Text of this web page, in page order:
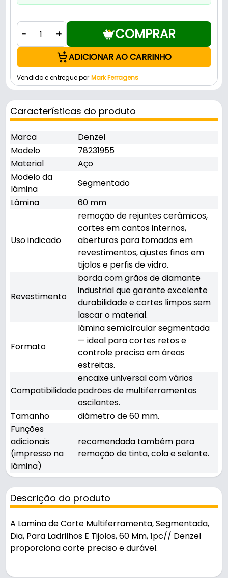
- + COMPRAR
ADICIONAR AO CARRINHO
Vendido e entregue por Mark Ferragens
Características do produto
Marca
Denzel
Modelo
78231955
Material
Aço
Modelo da
lâmina
Segmentado
Lâmina
60 mm
Uso indicado
remoção de rejuntes cerâmicos,
cortes em cantos internos,
aberturas para tomadas em
revestimentos, ajustes finos em
tijolos e perfis de vidro.
Revestimento
borda com grãos de diamante
industrial que garante excelente
durabilidade e cortes limpos sem
lascar o material.
Formato
lâmina semicircular segmentada
— ideal para cortes retos e
controle preciso em áreas
estreitas.
Compatibilidade
encaixe universal com vários
padrões de multiferramentas
oscilantes.
Tamanho
diâmetro de 60 mm.
Funções
adicionais
(impresso na
lâmina)
recomendada também para
remoção de tinta, cola e selante.
Descrição do produto
A Lamina de Corte Multiferramenta, Segmentada,
Dia, Para Ladrilhos E Tijolos, 60 Mm, 1pc// Denzel
proporciona corte preciso e durável.